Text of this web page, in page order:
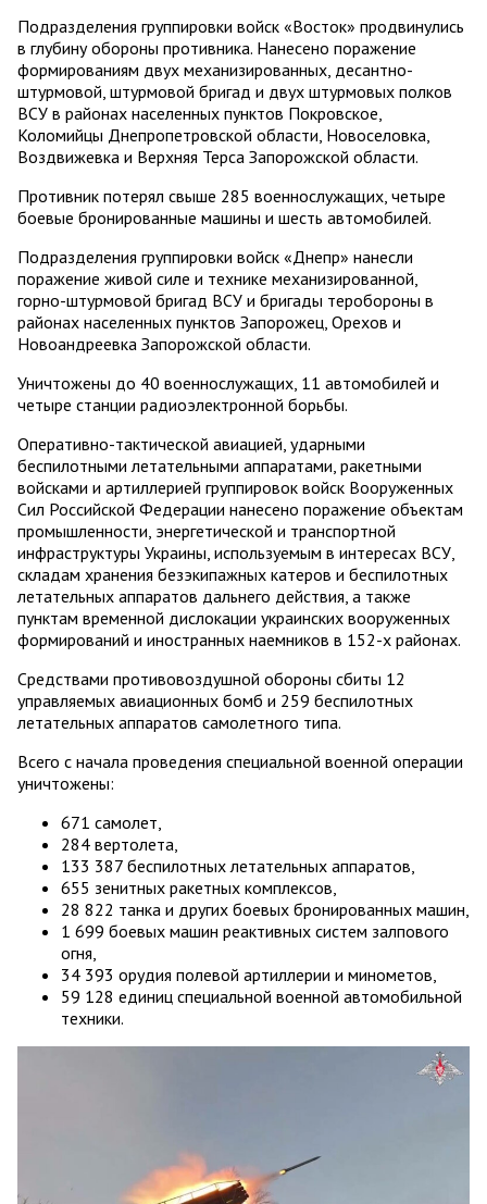
Подразделения группировки войск «Восток» продвинулись
в глубину обороны противника. Нанесено поражение
формированиям двух механизированных, десантно-
штурмовой, штурмовой бригад и двух штурмовых полков
ВСУ в районах населенных пунктов Покровское,
Коломийцы Днепропетровской области, Новоселовка,
Воздвижевка и Верхняя Терса Запорожской области.
Противник потерял свыше 285 военнослужащих, четыре
боевые бронированные машины и шесть автомобилей.
Подразделения группировки войск «Днепр» нанесли
поражение живой силе и технике механизированной,
горно-штурмовой бригад ВСУ и бригады теробороны в
районах населенных пунктов Запорожец, Орехов и
Новоандреевка Запорожской области.
Уничтожены до 40 военнослужащих, 11 автомобилей и
четыре станции радиоэлектронной борьбы.
Оперативно-тактической авиацией, ударными
беспилотными летательными аппаратами, ракетными
войсками и артиллерией группировок войск Вооруженных
Сил Российской Федерации нанесено поражение объектам
промышленности, энергетической и транспортной
инфраструктуры Украины, используемым в интересах ВСУ,
складам хранения безэкипажных катеров и беспилотных
летательных аппаратов дальнего действия, а также
пунктам временной дислокации украинских вооруженных
формирований и иностранных наемников в 152-х районах.
Средствами противовоздушной обороны сбиты 12
управляемых авиационных бомб и 259 беспилотных
летательных аппаратов самолетного типа.
Всего с начала проведения специальной военной операции
уничтожены:
671 самолет,
284 вертолета,
133 387 беспилотных летательных аппаратов,
655 зенитных ракетных комплексов,
28 822 танка и других боевых бронированных машин,
1 699 боевых машин реактивных систем залпового
огня,
34 393 орудия полевой артиллерии и минометов,
59 128 единиц специальной военной автомобильной
техники.